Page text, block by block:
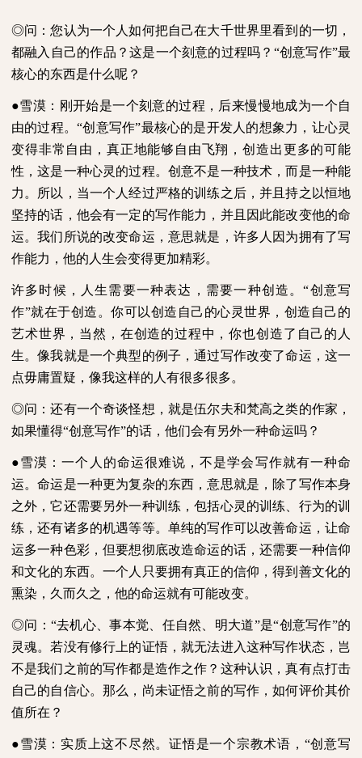
◎问：您认为一个人如何把自己在大千世界里看到的一切，
都融入自己的作品？这是一个刻意的过程吗？“创意写作”最
核心的东西是什么呢？
●雪漠：刚开始是一个刻意的过程，后来慢慢地成为一个自
由的过程。“创意写作”最核心的是开发人的想象力，让心灵
变得非常自由，真正地能够自由飞翔，创造出更多的可能
性，这是一种心灵的过程。创意不是一种技术，而是一种能
力。所以，当一个人经过严格的训练之后，并且持之以恒地
坚持的话，他会有一定的写作能力，并且因此能改变他的命
运。我们所说的改变命运，意思就是，许多人因为拥有了写
作能力，他的人生会变得更加精彩。
许多时候，人生需要一种表达，需要一种创造。“创意写
作”就在于创造。你可以创造自己的心灵世界，创造自己的
艺术世界，当然，在创造的过程中，你也创造了自己的人
生。像我就是一个典型的例子，通过写作改变了命运，这一
点毋庸置疑，像我这样的人有很多很多。
◎问：还有一个奇谈怪想，就是伍尔夫和梵高之类的作家，
如果懂得“创意写作”的话，他们会有另外一种命运吗？
●雪漠：一个人的命运很难说，不是学会写作就有一种命
运。命运是一种更为复杂的东西，意思就是，除了写作本身
之外，它还需要另外一种训练，包括心灵的训练、行为的训
练，还有诸多的机遇等等。单纯的写作可以改善命运，让命
运多一种色彩，但要想彻底改造命运的话，还需要一种信仰
和文化的东西。一个人只要拥有真正的信仰，得到善文化的
熏染，久而久之，他的命运就有可能改变。
◎问：“去机心、事本觉、任自然、明大道”是“创意写作”的
灵魂。若没有修行上的证悟，就无法进入这种写作状态，岂
不是我们之前的写作都是造作之作？这种认识，真有点打击
自己的自信心。那么，尚未证悟之前的写作，如何评价其价
值所在？
●雪漠：实质上这不尽然。证悟是一个宗教术语，“创意写